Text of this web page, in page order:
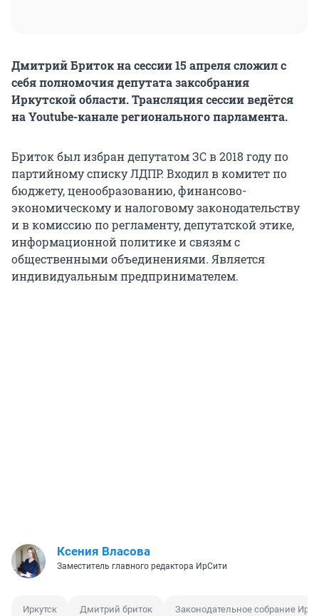
Дмитрий Бриток на сессии 15 апреля сложил с
себя полномочия депутата заксобрания
Иркутской области. Трансляция сессии ведётся
на Youtube-канале регионального парламента.
Бриток был избран депутатом ЗС в 2018 году по
партийному списку ЛДПР. Входил в комитет по
бюджету, ценообразованию, финансово-
экономическому и налоговому законодательству
и в комиссию по регламенту, депутатской этике,
информационной политике и связям с
общественными объединениями. Является
индивидуальным предпринимателем.
Ксения Власова
Заместитель главного редактора ИрСити
Иркутск Дмитрий бриток Законодательное собрание